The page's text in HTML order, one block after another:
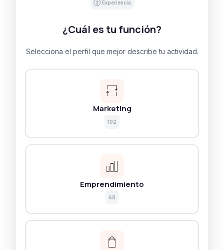
③ Experiencia
¿Cuál es tu función?
Selecciona el perfil que mejor describe tu actividad.
Marketing
102
Emprendimiento
68